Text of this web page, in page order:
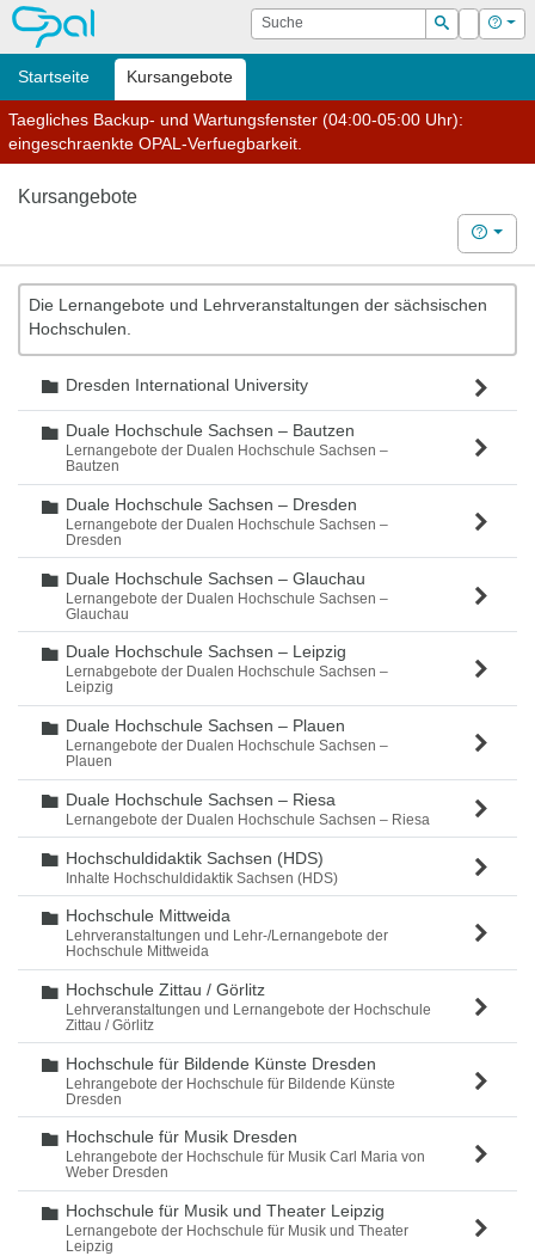
OPAL Suche
Suchen
Login Hilfe
Startseite Kursangebote
Taegliches Backup- und Wartungsfenster (04:00-05:00 Uhr):
eingeschraenkte OPAL-Verfuegbarkeit.
Kursangebote
Hilfe
Die Lernangebote und Lehrveranstaltungen der sächsischen
Hochschulen.
Ordner
Dresden International University
Ordner
Duale Hochschule Sachsen – Bautzen
Lernangebote der Dualen Hochschule Sachsen –
Bautzen
Ordner
Duale Hochschule Sachsen – Dresden
Lernangebote der Dualen Hochschule Sachsen –
Dresden
Ordner
Duale Hochschule Sachsen – Glauchau
Lernangebote der Dualen Hochschule Sachsen –
Glauchau
Ordner
Duale Hochschule Sachsen – Leipzig
Lernabgebote der Dualen Hochschule Sachsen –
Leipzig
Ordner
Duale Hochschule Sachsen – Plauen
Lernangebote der Dualen Hochschule Sachsen –
Plauen
Ordner
Duale Hochschule Sachsen – Riesa
Lernangebote der Dualen Hochschule Sachsen – Riesa
Ordner
Hochschuldidaktik Sachsen (HDS)
Inhalte Hochschuldidaktik Sachsen (HDS)
Ordner
Hochschule Mittweida
Lehrveranstaltungen und Lehr-/Lernangebote der
Hochschule Mittweida
Ordner
Hochschule Zittau / Görlitz
Lehrveranstaltungen und Lernangebote der Hochschule
Zittau / Görlitz
Ordner
Hochschule für Bildende Künste Dresden
Lehrangebote der Hochschule für Bildende Künste
Dresden
Ordner
Hochschule für Musik Dresden
Lehrangebote der Hochschule für Musik Carl Maria von
Weber Dresden
Ordner
Hochschule für Musik und Theater Leipzig
Lernangebote der Hochschule für Musik und Theater
Leipzig